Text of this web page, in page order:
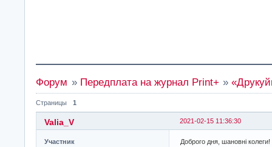
Форум » Передплата на журнал Print+ »
Страницы 1
2021-02-15 11:36:30
Valia_V
Участник
Доброго дня, шановні колеги!